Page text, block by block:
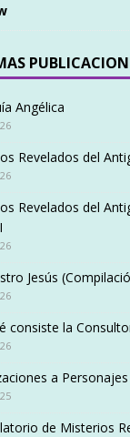
Angélica
Revelados del
Revelados del
Jesús
consiste la
a
de Misterios